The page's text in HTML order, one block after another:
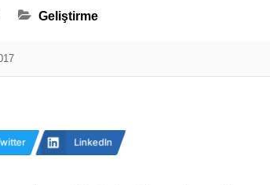
Geliştirme
LinkedIn